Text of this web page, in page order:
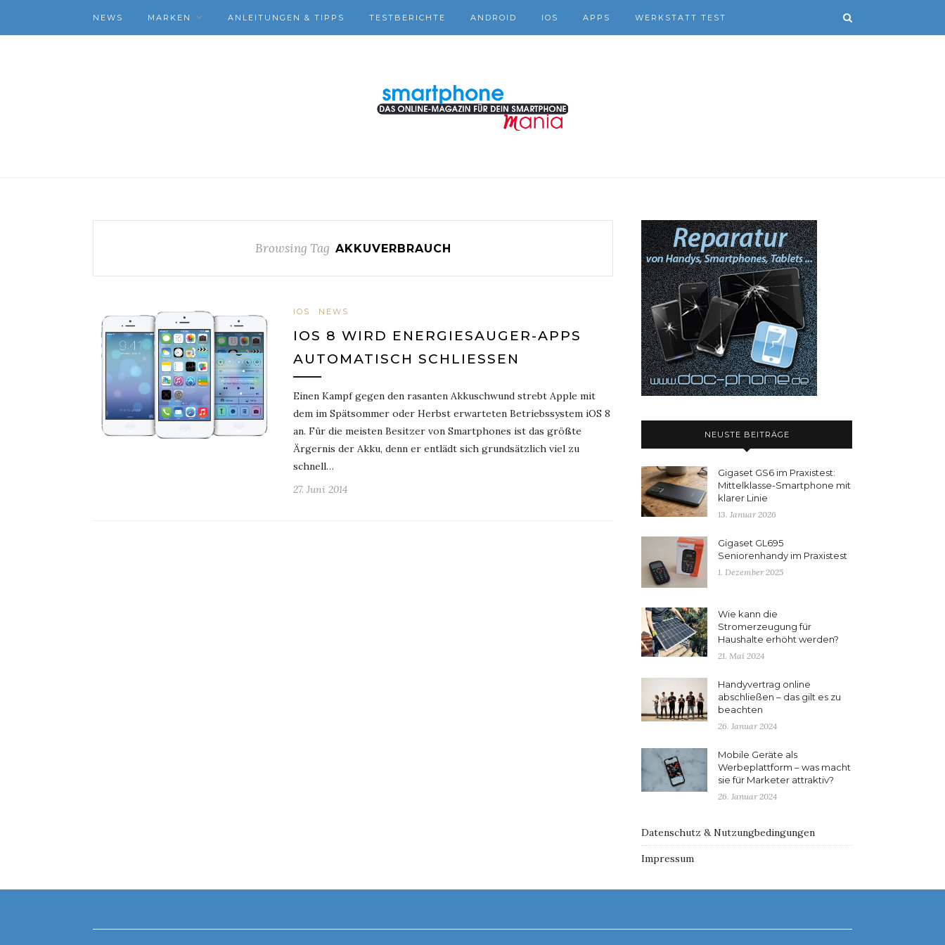
NEWS MARKEN ANLEITUNGEN & TIPPS TESTBERICHTE ANDROID IOS APPS WERKSTATT TEST
Browsing Tag AKKUVERBRAUCH
IOS NEWS
IOS 8 WIRD ENERGIESAUGER-APPS
AUTOMATISCH SCHLIESSEN
Einen Kampf gegen den rasanten Akkuschwund strebt Apple mit
dem im Spätsommer oder Herbst erwarteten Betriebssystem iOS 8
an. Für die meisten Besitzer von Smartphones ist das größte
Ärgernis der Akku, denn er entlädt sich grundsätzlich viel zu
schnell…
27. Juni 2014
NEUSTE BEITRÄGE
Gigaset GS6 im Praxistest:
Mittelklasse-Smartphone mit
klarer Linie
13. Januar 2026
Gigaset GL695
Seniorenhandy im Praxistest
1. Dezember 2025
Wie kann die
Stromerzeugung für
Haushalte erhöht werden?
21. Mai 2024
Handyvertrag online
abschließen – das gilt es zu
beachten
26. Januar 2024
Mobile Geräte als
Werbeplattform – was macht
sie für Marketer attraktiv?
26. Januar 2024
Datenschutz & Nutzungbedingungen
Impressum